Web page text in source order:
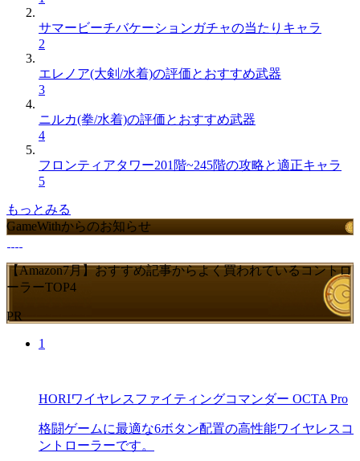
サマービーチバケーションガチャの当たりキャラ
2
エレノア(大剣/水着)の評価とおすすめ武器
3
ニルカ(拳/水着)の評価とおすすめ武器
4
フロンティアタワー201階~245階の攻略と適正キャラ
5
もっとみる
GameWithからのお知らせ
【Amazon7月】おすすめ記事からよく買われているコントロ
ーラーTOP4
PR
1
HORIワイヤレスファイティングコマンダー OCTA Pro
格闘ゲームに最適な6ボタン配置の高性能ワイヤレスコ
ントローラーです。